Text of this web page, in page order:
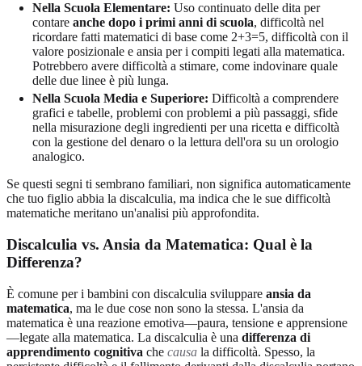
Nella Scuola Elementare: Uso continuato delle dita per
contare anche dopo i primi anni di scuola, difficoltà nel
ricordare fatti matematici di base come 2+3=5, difficoltà con il
valore posizionale e ansia per i compiti legati alla matematica.
Potrebbero avere difficoltà a stimare, come indovinare quale
delle due linee è più lunga.
Nella Scuola Media e Superiore: Difficoltà a comprendere
grafici e tabelle, problemi con problemi a più passaggi, sfide
nella misurazione degli ingredienti per una ricetta e difficoltà
con la gestione del denaro o la lettura dell'ora su un orologio
analogico.
Se questi segni ti sembrano familiari, non significa automaticamente
che tuo figlio abbia la discalculia, ma indica che le sue difficoltà
matematiche meritano un'analisi più approfondita.
Discalculia vs. Ansia da Matematica: Qual è la
Differenza?
È comune per i bambini con discalculia sviluppare ansia da
matematica, ma le due cose non sono la stessa. L'ansia da
matematica è una reazione emotiva—paura, tensione e apprensione
—legate alla matematica. La discalculia è una differenza di
apprendimento cognitiva che causa la difficoltà. Spesso, la